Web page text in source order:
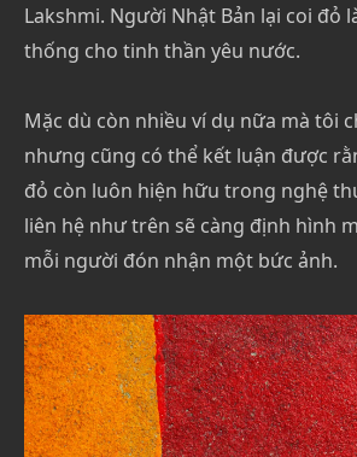
Lakshmi. Người Nhật Bản lại coi đỏ
thống cho tinh thần yêu nước.
Mặc dù còn nhiều ví dụ nữa mà tôi
nhưng cũng có thể kết luận được
đỏ còn luôn hiện hữu trong nghệ
liên hệ như trên sẽ càng định hình
mỗi người đón nhận một bức ảnh.